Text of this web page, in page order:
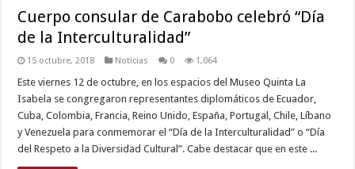
Cuerpo consular de Carabobo celebró “Día
de la Interculturalidad”
15 octubre, 2018 Noticias 0 1,064
Este viernes 12 de octubre, en los espacios del Museo Quinta La
Isabela se congregaron representantes diplomáticos de Ecuador,
Cuba, Colombia, Francia, Reino Unido, España, Portugal, Chile, Líbano
y Venezuela para conmemorar el “Día de la Interculturalidad” o “Día
del Respeto a la Diversidad Cultural”. Cabe destacar que en este ...